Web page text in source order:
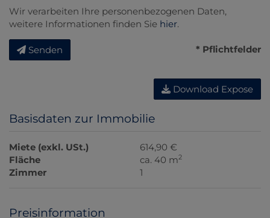
Wir verarbeiten Ihre personenbezogenen Daten,
weitere Informationen finden Sie hier.
Senden * Pflichtfelder
Download Expose
Basisdaten zur Immobilie
Miete (exkl. USt.)
614,90 €
Fläche
ca. 40 m2
Zimmer 1
Preisinformation